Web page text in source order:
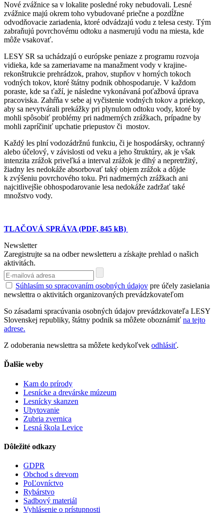
Nové zvážnice sa v lokalite posledné roky nebudovali. Lesné
zvážnice majú okrem toho vybudované priečne a pozdĺžne
odvodňovacie zariadenia, ktoré odvádzajú vodu z telesa cesty. Tým
zabraňujú povrchovému odtoku a nasmerujú vodu na miesta, kde
môže vsakovať.
LESY SR sa uchádzajú o európske peniaze z programu rozvoja
vidieka, kde sa zameriavame na manažment vody v krajine-
rekonštrukcie prehrádzok, prahov, stupňov v horných tokoch
vodných tokov, ktoré štátny podnik obhospodaruje. V každom
poraste, kde sa ťaží, je následne vykonávaná poťažbová úprava
pracoviska. Zahŕňa v sebe aj vyčistenie vodných tokov a priekop,
aby sa nevytvárali prekážky pri plynulom odtoku vody, ktoré by
mohli spôsobiť problémy pri nadmerných zrážkach, prípadne by
mohli zapríčiniť upchatie priepustov či mostov.
Každý les plní vodozádržnú funkciu, či je hospodársky, ochranný
alebo účelový, v závislosti od veku a jeho štruktúry, ak je však
intenzita zrážok priveľká a interval zrážok je dlhý a nepretržitý,
žiadny les nedokáže absorbovať taký objem zrážok a dôjde
k zvýšeniu povrchového toku. Pri nadmerných zrážkach ani
najcitlivejšie obhospodarovanie lesa nedokáže zadržať také
množstvo vody.
TLAČOVÁ SPRÁVA (PDF, 845 kB)
Newsletter
Zaregistrujte sa na odber newsletteru a získajte prehlad o našich
aktivitách.
Súhlasím so spracovaním osobných údajov pre účely zasielania
newslettra o aktivitách organizovaných prevádzkovateľom
So zásadami spracúvania osobných údajov prevádzkovateľa LESY
Slovenskej republiky, štátny podnik sa môžete oboznámiť na tejto
adrese.
Z odoberania newslettra sa môžete kedykoľvek odhlásiť.
Ďalšie weby
Kam do prírody
Lesnícke a drevárske múzeum
Lesnícky skanzen
Ubytovanie
Zubria zvernica
Lesná škola Levice
Dôležité odkazy
GDPR
Obchod s drevom
PoĽovníctvo
Rybárstvo
Sadbový materiál
Vyhlásenie o prístupnosti